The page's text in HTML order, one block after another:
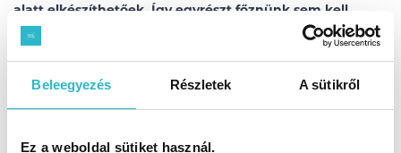
Beleegyezés Részletek A sütikről
Ez a weboldal sütiket használ.
alatt elkészíthetőek. Így egyrészt főznünk sem kell,
másrészt bárhova kényelmesen magunkkal vihetjük
őket.